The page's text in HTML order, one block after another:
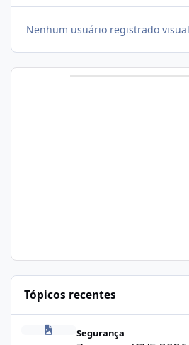
Nenhum usuário registrado
Tópicos recentes
Segurança